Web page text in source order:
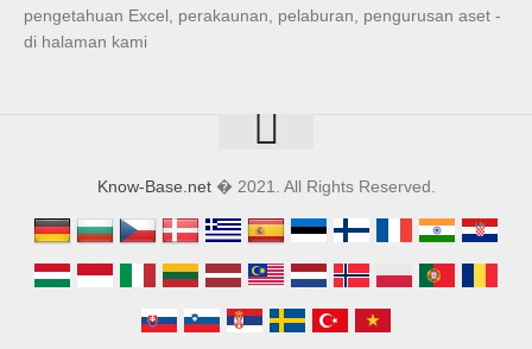
pengetahuan Excel, perakaunan, pelaburan, pengurusan aset -
di halaman kami
Know-Base.net� 2021. All Rights Reserved.